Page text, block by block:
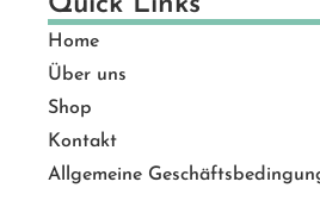
Home
Über uns
Shop
Kontakt
Allgemeine